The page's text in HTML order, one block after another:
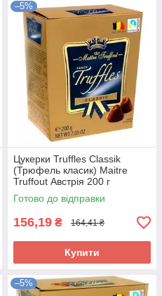
–5%
Цукерки Truffles Classik
(Трюфель класик) Maitre
Truffout Австрія 200 г
Готово до відправки
156,19 ₴ 164,41 ₴
Купити
–5%